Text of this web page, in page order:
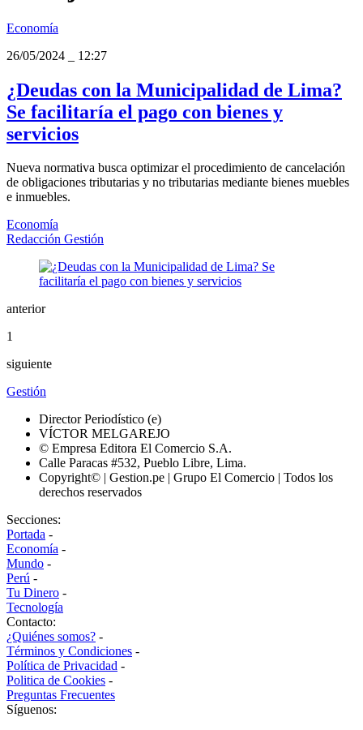
Economía
26/05/2024
12:27
¿Deudas con la Municipalidad de Lima?
Se facilitaría el pago con bienes y
servicios
Nueva normativa busca optimizar el procedimiento de cancelación
de obligaciones tributarias y no tributarias mediante bienes muebles
e inmuebles.
Economía
Redacción Gestión
anterior
1
siguiente
Gestión
Director Periodístico (e)
VÍCTOR MELGAREJO
© Empresa Editora El Comercio S.A.
Calle Paracas #532, Pueblo Libre, Lima.
Copyright© | Gestion.pe | Grupo El Comercio | Todos los
derechos reservados
Secciones:
Portada -
Economía -
Mundo -
Perú -
Tu Dinero -
Tecnología
Contacto:
¿Quiénes somos? -
Términos y Condiciones -
Política de Privacidad -
Politica de Cookies -
Preguntas Frecuentes
Síguenos: